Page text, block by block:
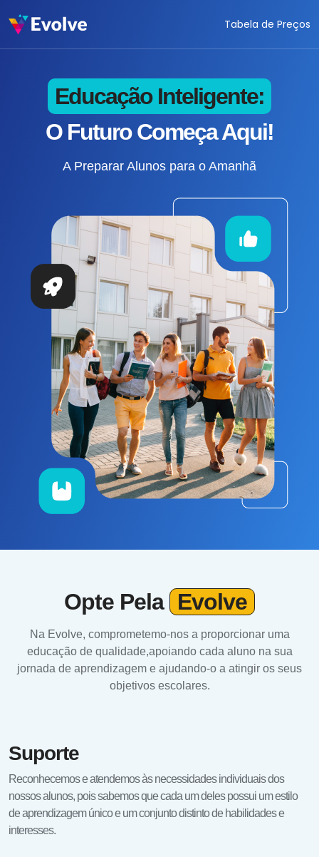
Tabela de Preços
Educação Inteligente:
O Futuro Começa Aqui!
A Preparar Alunos para o Amanhã
Opte Pela Evolve
Na Evolve, comprometemo-nos a proporcionar uma
educação de qualidade,apoiando cada aluno na sua
jornada de aprendizagem e ajudando-o a atingir os seus
objetivos escolares.
Suporte
Reconhecemos e atendemos às necessidades individuais dos
nossos alunos, pois sabemos que cada um deles possui um estilo
de aprendizagem único e um conjunto distinto de habilidades e
interesses.